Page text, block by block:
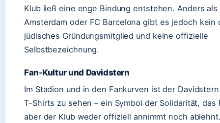
Klub ließ eine enge Bindung entstehen. Anders als
Amsterdam oder FC Barcelona gibt es jedoch kein
jüdisches Gründungsmitglied und keine offizielle
Selbstbezeichnung.
Fan-Kultur und Davidstern
Im Stadion und in den Fankurven ist der
T-Shirts zu sehen – ein Symbol der Solidarität, das
aber der Klub weder offiziell annimmt noch